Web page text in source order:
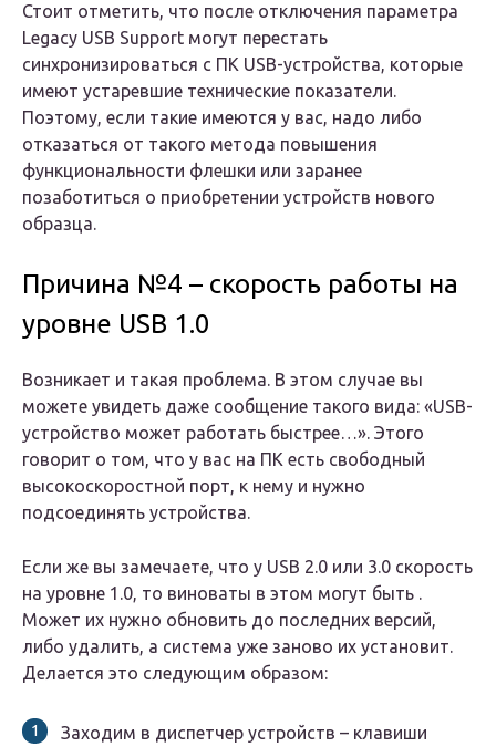
Стоит отметить, что после отключения параметра
Legacy USB Support могут перестать
синхронизироваться с ПК USB-устройства, которые
имеют устаревшие технические показатели.
Поэтому, если такие имеются у вас, надо либо
отказаться от такого метода повышения
функциональности флешки или заранее
позаботиться о приобретении устройств нового
образца.
Причина №4 – скорость работы на
уровне USB 1.0
Возникает и такая проблема. В этом случае вы
можете увидеть даже сообщение такого вида: «USB-
устройство может работать быстрее…». Этого
говорит о том, что у вас на ПК есть свободный
высокоскоростной порт, к нему и нужно
подсоединять устройства.
Если же вы замечаете, что у USB 2.0 или 3.0 скорость
на уровне 1.0, то виноваты в этом могут быть .
Может их нужно обновить до последних версий,
либо удалить, а система уже заново их установит.
Делается это следующим образом:
Заходим в диспетчер устройств – клавиши